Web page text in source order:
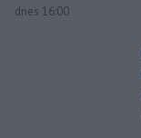
dnes 16:00